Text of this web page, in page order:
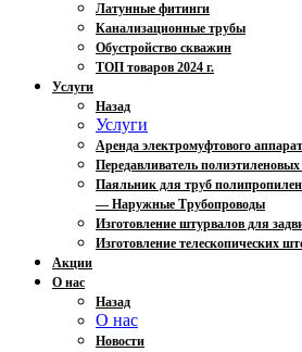
Латунные фитинги
Канализационные трубы
Обустройство скважин
ТОП товаров 2024 г.
Услуги
Назад
Услуги
Аренда электромуфтового
Передавливатель полиэтиленовых
Паяльник для труб
— Наружные Трубопроводы
Изготовление штурвалов для
Изготовление телескопических
Акции
О нас
Назад
О нас
Новости